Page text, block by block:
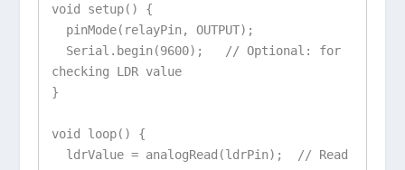
void setup() {
checking LDR value
}
void loop() {